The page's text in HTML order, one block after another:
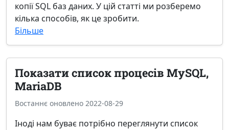
копії SQL баз даних. У цій статті ми розберемо
кілька способів, як це зробити.
Більше
Показати список процесів MySQL,
MariaDB
Востаннє оновлено 2022-08-29
Іноді нам буває потрібно переглянути список